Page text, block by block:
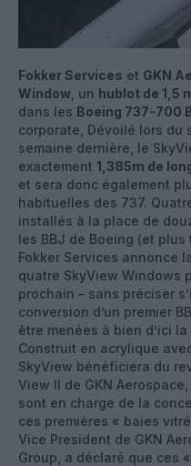
Fokker Services et GKN
Window , un hublot de 1,5
dans les Boeing 737-700
corporate, Dévoilé lors du
semaine dernière, le
exactement 1,385m de
et sera donc également
habituelles des 737.
installés à la place de
les BBJ de Boeing (et plus
Fokker Services annonce
quatre SkyView Windows
prochain – sans préciser
conversion d’un premier
être menées à bien d’ici
Construit en acrylique
SkyView bénéficiera du
View II de GKN
sont en charge de la
ces premières « baies
Vice President de GKN
Group, a déclaré que ces